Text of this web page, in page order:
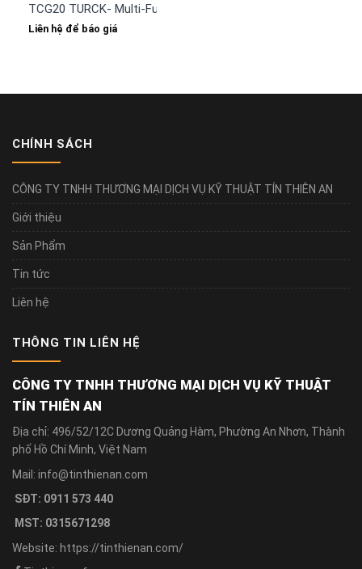
TCG20 TURCK- Multi-Functional Cloud Gateways
Liên hệ để báo giá
CHÍNH SÁCH
CÔNG TY TNHH THƯƠNG MẠI DỊCH VỤ KỸ THUẬT TÍN THIÊN AN
Giới thiệu
Sản Phẩm
Tin tức
Liên hệ
THÔNG TIN LIÊN HỆ
CÔNG TY TNHH THƯƠNG MẠI DỊCH VỤ KỸ THUẬT
TÍN THIÊN AN
Địa chỉ: 496/52/12C Dương Quảng Hàm, Phường An Nhơn, Thành
phố Hồ Chí Minh, Việt Nam
Mail: info@tinthienan.com
SĐT: 0911 573 440
MST: 0315671298
Website: https://tinthienan.com/